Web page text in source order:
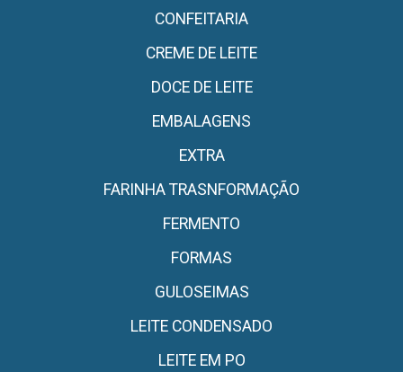
CONFEITARIA
CREME DE LEITE
DOCE DE LEITE
EMBALAGENS
EXTRA
FARINHA TRASNFORMAÇÃO
FERMENTO
FORMAS
GULOSEIMAS
LEITE CONDENSADO
LEITE EM PO